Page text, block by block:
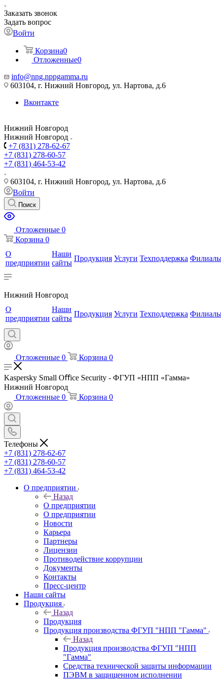
Заказать звонок
Задать вопрос
Войти
Корзина0
Отложенные0
info@nng.nppgamma.ru
603104, г. Нижний Новгород, ул. Нартова, д.6
Вконтакте
Нижний Новгород
Нижний Новгород
+7 (831) 278-62-67
+7 (831) 278-60-57
+7 (831) 464-53-42
603104, г. Нижний Новгород, ул. Нартова, д.6
Войти
Поиск
Отложенные 0
Корзина 0
О
предприятии
Наши
сайты
Продукция Услуги Техподдержка
Нижний Новгород
О
предприятии
Наши
сайты
Продукция Услуги Техподдержка
Отложенные 0 Корзина 0
Kaspersky Small Oﬀice Security - ФГУП «НПП «Гамма»
Нижний Новгород
Отложенные 0 Корзина 0
Телефоны
+7 (831) 278-62-67
+7 (831) 278-60-57
+7 (831) 464-53-42
О предприятии
Назад
О предприятии
О предприятии
Новости
Карьера
Партнеры
Лицензии
Противодействие коррупции
Документы
Контакты
Пресс-центр
Наши сайты
Продукция
Назад
Продукция
Продукция производства ФГУП "НПП "Гамма"
Назад
Продукция производства ФГУП "НПП
"Гамма"
Средства технической защиты информации
ПЭВМ в защищенном исполнении